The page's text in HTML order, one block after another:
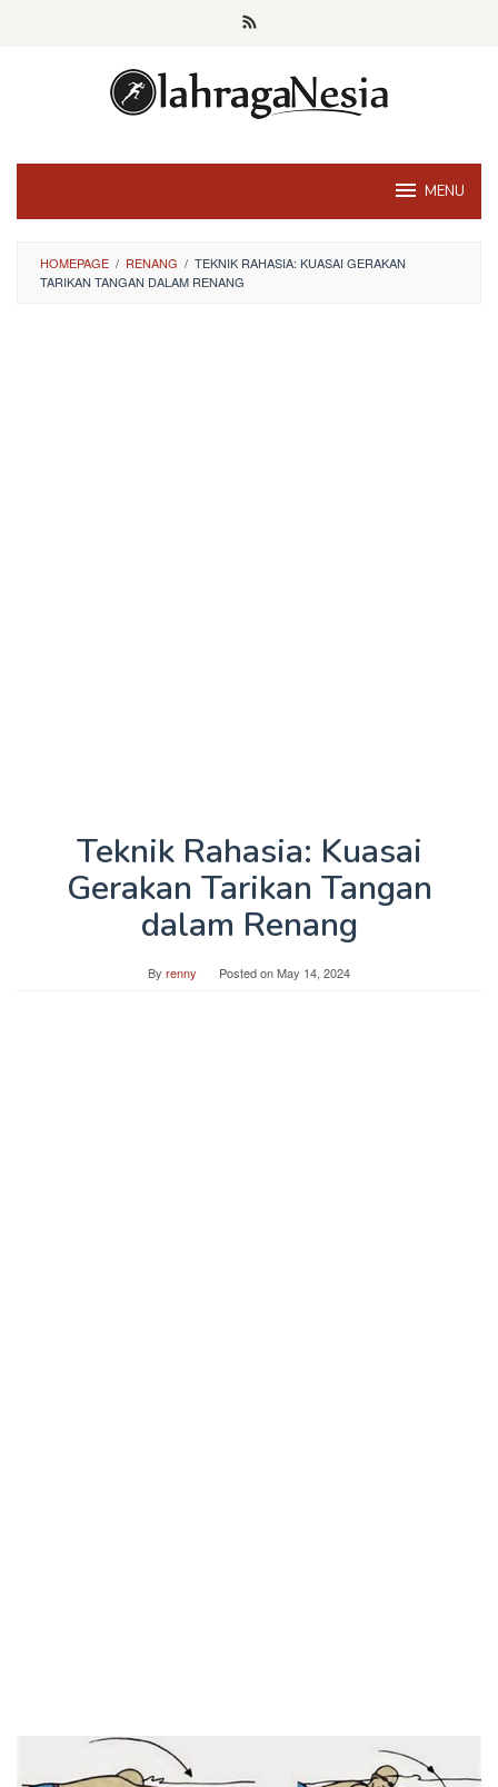
MENU
HOMEPAGE / RENANG / TEKNIK RAHASIA: KUASAI GERAKAN
TARIKAN TANGAN DALAM RENANG
Teknik Rahasia: Kuasai
Gerakan Tarikan Tangan
dalam Renang
By renny Posted onMay 14, 2024